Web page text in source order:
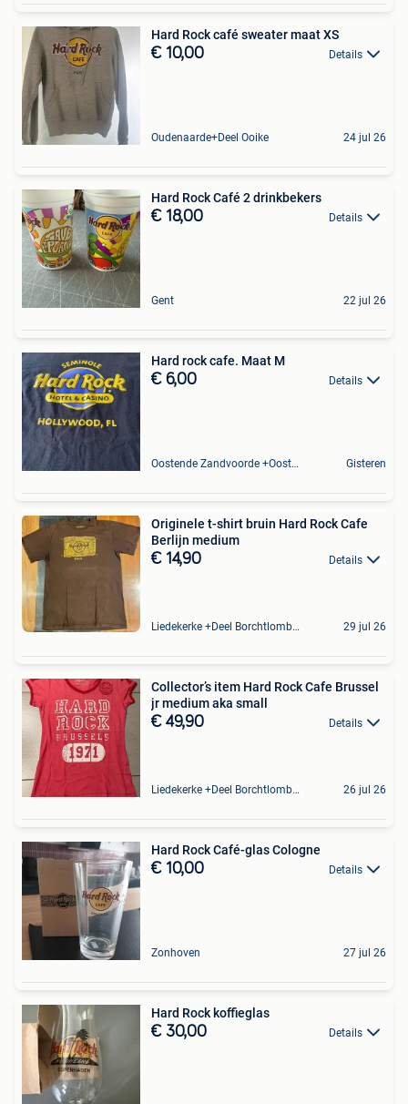
Hard Rock café sweater maat XS
€ 10,00 Details
Oudenaarde+Deel Ooike 24 jul 26
Hard Rock Café 2 drinkbekers
€ 18,00 Details
Gent 22 jul 26
Hard rock cafe. Maat M
€ 6,00 Details
Oostende Zandvoorde +Oostende Gisteren
Originele t-shirt bruin Hard Rock Cafe
Berlijn medium
€ 14,90 Details
Liedekerke +Deel Borchtlombeek 29 jul 26
Collector’s item Hard Rock Cafe Brussel
jr medium aka small
€ 49,90 Details
Liedekerke +Deel Borchtlombeek 26 jul 26
Hard Rock Café-glas Cologne
€ 10,00 Details
Zonhoven 27 jul 26
Hard Rock koffieglas
€ 30,00 Details